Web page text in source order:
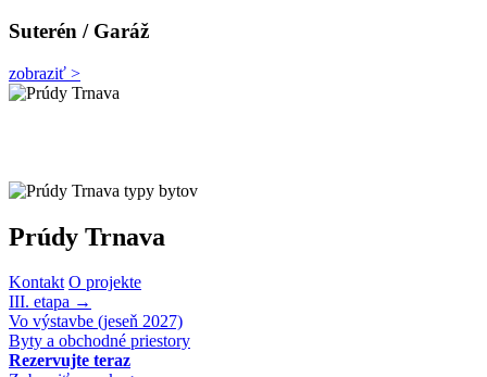
Suterén / Garáž
zobraziť >
Prúdy Trnava
Kontakt O projekte
III. etapa →
Vo výstavbe (jeseň 2027)
Byty a obchodné priestory
Rezervujte teraz